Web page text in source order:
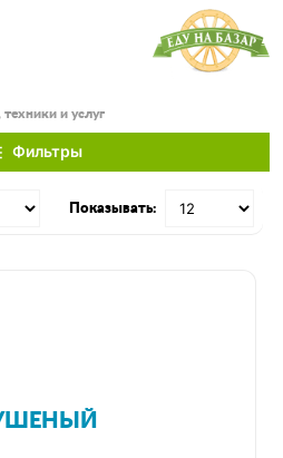
и услуг
Фильтры
Показывать: